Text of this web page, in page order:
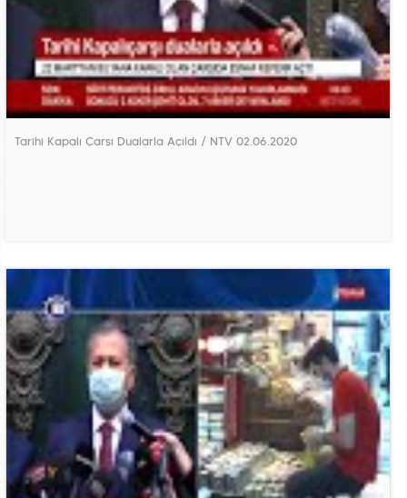
Tarihi Kapalı Çarşı Dualarla Açıldı / NTV 02.06.2020